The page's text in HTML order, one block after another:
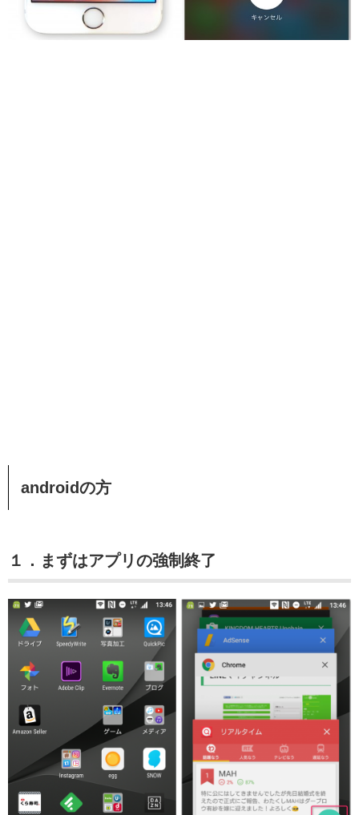
androidの方
１．まずはアプリの強制終了